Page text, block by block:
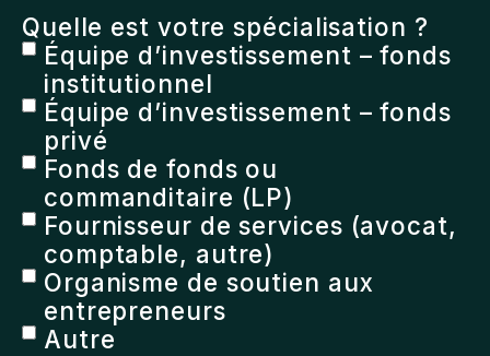
Quelle est votre spécialisation ?
Équipe d’investissement – fonds
institutionnel
Équipe d’investissement – fonds
privé
Fonds de fonds ou
commanditaire (LP)
Fournisseur de services (avocat,
comptable, autre)
Organisme de soutien aux
entrepreneurs
Autre